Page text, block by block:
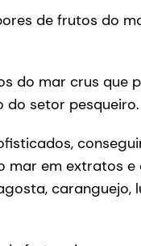
de frutos do
do mar crus que
do setor pesqueiro.
mar em extratos
caranguejo,